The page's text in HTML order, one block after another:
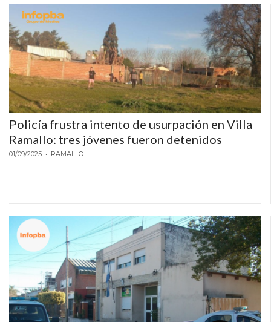
CREAR
TIENDA
ONLINE
SIN
COMISIÓN
POR
VENTA
POR
QUÉ
CADA
ELIGEN
CHANGUITO.COM.AR
PARA
RECIBIR
PEDIDOS
MEJOR
TIENDA
Policía frustra intento de usurpación en Villa
Ramallo: tres jóvenes fueron detenidos
01/09/2025 • RAMALLO